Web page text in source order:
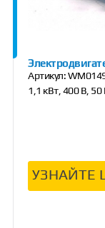
Артикул:
1,1 кВт, 400 В, 50
УЗНАЙТЕ